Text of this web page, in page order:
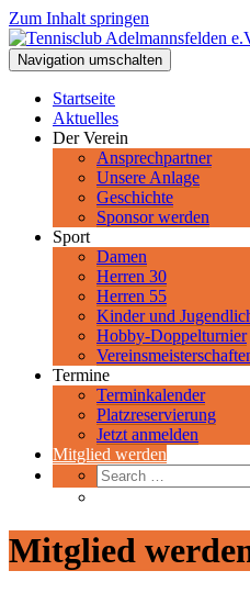
Zum Inhalt springen
Tennisclub
Spiel, Satz und Sieg! Herzlich
Navigation umschalten
Startseite
Aktuelles
Der Verein
Ansprechpartner
Unsere Anlage
Geschichte
Sponsor werden
Sport
Damen
Herren 30
Herren 55
Kinder und
Hobby-Doppelturnier
Termine
Terminkalender
Platzreservierung
Jetzt anmelden
Mitglied werden
Mitglied